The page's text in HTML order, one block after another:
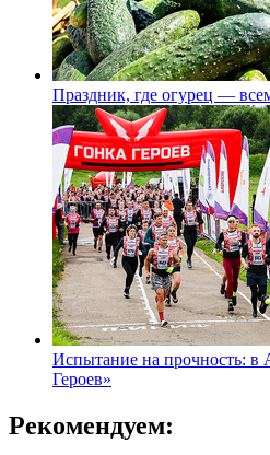
Праздник, где огурец —
Испытание на прочность: в
Героев»
Рекомендуем: